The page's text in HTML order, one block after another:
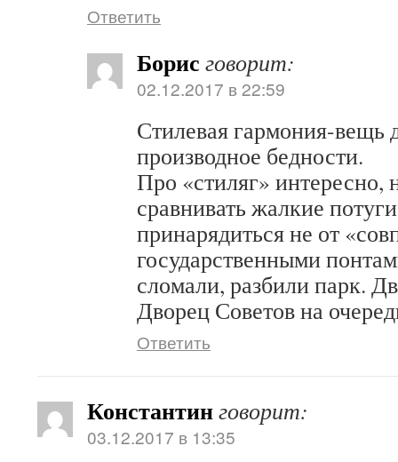
Ответить
Борис говорит:
02.12.2017 в 22:59
Стилевая гармония-вещь
производное бедности.
Про «стиляг» интересно,
сравнивать жалкие
принарядиться не от
государственными
сломали, разбили парк.
Дворец Советов на
Ответить
Константинговорит:
03.12.2017 в 13:35